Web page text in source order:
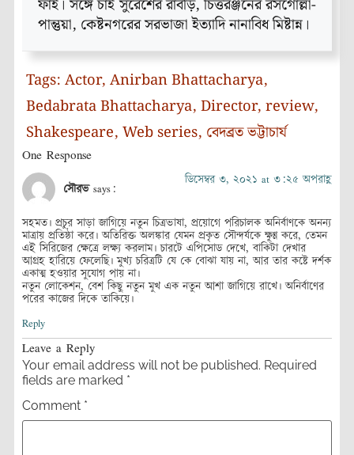
ফাই। সঙ্গে চাই সুরেশের রাবড়ি, চিত্তরঞ্জনের রসগোল্লা-
পান্তুয়া, কেষ্টনগরের সরভাজা ইত্যাদি নানাবিধ মিষ্টান্ন।
Tags: Actor, Anirban Bhattacharya,
Bedabrata Bhattacharya, Director, review,
Shakespeare, Web series, বেদব্রত ভট্টাচার্য
One Response
সৌরভ says:
ডিসেম্বর ৩, ২০২১ at ৩:২৫ অপরাহ্ণ
সহমত। প্রচুর সাড়া জাগিয়ে নতুন চিত্রভাষা, প্রয়োগে পরিচালক অনির্বাণকে অনন্য
মাত্রায় প্রতিষ্ঠা করে। অতিরিক্ত অলঙ্কার যেমন প্রকৃত সৌন্দর্যকে ক্ষুণ্ণ করে, তেমন
এই সিরিজের ক্ষেত্রে লক্ষ্য করলাম। চারটে এপিসোড দেখে, বাকিটা দেখার
আগ্রহ হারিয়ে ফেলেছি। মুখ্য চরিত্রটি যে কে বোঝা যায় না, আর তার কষ্টে দর্শক
একাত্ম হওয়ার সুযোগ পায় না।
নতুন লোকেশন, বেশ কিছু নতুন মুখ এক নতুন আশা জাগিয়ে রাখে। অনির্বাণের
পরের কাজের দিকে তাকিয়ে।
Reply
Leave a Reply
Your email address will not be published. Required
fields are marked *
Comment *